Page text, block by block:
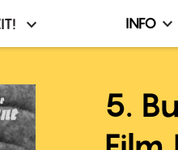
Infó,
INFO
5.